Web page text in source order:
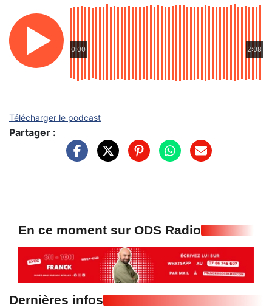
0:00 2:08
Télécharger le podcast
Partager :
En ce moment sur ODS Radio
Dernières infos